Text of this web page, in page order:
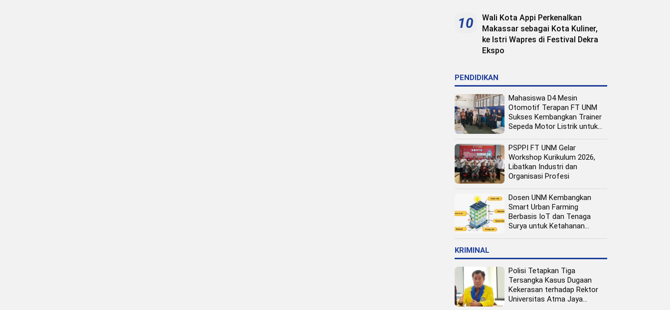
10
Wali Kota Appi Perkenalkan
Makassar sebagai Kota Kuliner,
ke Istri Wapres di Festival Dekra
Ekspo
PENDIDIKAN
Mahasiswa D4 Mesin
Otomotif Terapan FT UNM
Sukses Kembangkan Trainer
Sepeda Motor Listrik untuk
PSPPI FT UNM Gelar
Workshop Kurikulum 2026,
Libatkan Industri dan
Organisasi Profesi
Dosen UNM Kembangkan
Smart Urban Farming
Berbasis IoT dan Tenaga
Surya untuk Ketahanan
KRIMINAL
Polisi Tetapkan Tiga
Tersangka Kasus Dugaan
Kekerasan terhadap Rektor
Universitas Atma Jaya